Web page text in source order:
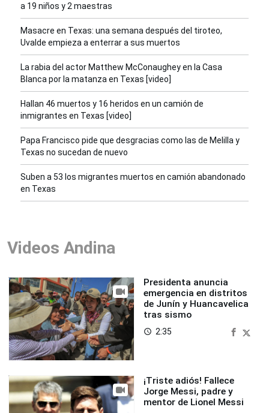
a 19 niños y 2 maestras
Masacre en Texas: una semana después del tiroteo,
Uvalde empieza a enterrar a sus muertos
La rabia del actor Matthew McConaughey en la Casa
Blanca por la matanza en Texas [video]
Hallan 46 muertos y 16 heridos en un camión de
inmigrantes en Texas [video]
Papa Francisco pide que desgracias como las de Melilla y
Texas no sucedan de nuevo
Suben a 53 los migrantes muertos en camión abandonado
en Texas
Videos Andina
Presidenta anuncia
emergencia en distritos
de Junín y Huancavelica
tras sismo
access_time 2:35
¡Triste adiós! Fallece
Jorge Messi, padre y
mentor de Lionel Messi